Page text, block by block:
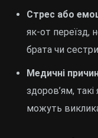
Стрес або
як-от переїзд,
брата чи
Медичні
здоров’ям, такі
можуть